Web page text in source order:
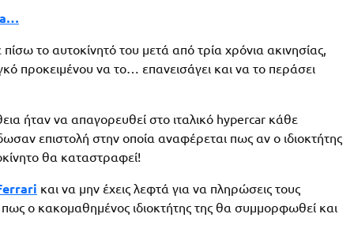
το αυτοκίνητό του μετά από τρία χρόνια ακινησίας,
προκειμένου να το… επανεισάγει και να το περάσει
ήταν να απαγορευθεί στο ιταλικό hypercar κάθε
επιστολή στην οποία αναφέρεται πως αν ο ιδιοκτήτης
θα καταστραφεί!
και να μην έχεις λεφτά για να πληρώσεις τους
ο κακομαθημένος ιδιοκτήτης της θα συμμορφωθεί και